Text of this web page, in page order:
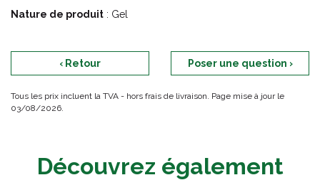
Nature de produit : Gel
‹ Retour Poser une question ›
Tous les prix incluent la TVA - hors frais de livraison. Page mise à jour le
03/08/2026.
Découvrez également